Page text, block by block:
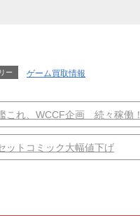
ー ゲーム買取情報
これ、WCCF企画 続々稼働！
ットコミック大幅値下げ